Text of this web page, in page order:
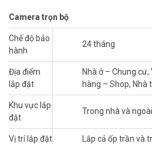
Trọn bộ camera Wifi không dây
hồng ngoại siêu sáng. Ghi hình bằng
thật tuyệt vời. Với sản phẩm tinh tế,
độ ổn định cao với chi phí Siêu Tiết
I. THÔNG TIN LẮP ĐẶT
DHI-K15P GIÁ RẺ CHO GIA
Camera trọn bộ
Chế độ bảo
hành
24 tháng
Địa điểm
lắp đặt
Nhà ở – Chung cư,
hàng – Shop, Nhà
Khu vực lắp
đặt
Trong nhà và
Vị trí lắp đặt Lắp cả ốp trần và